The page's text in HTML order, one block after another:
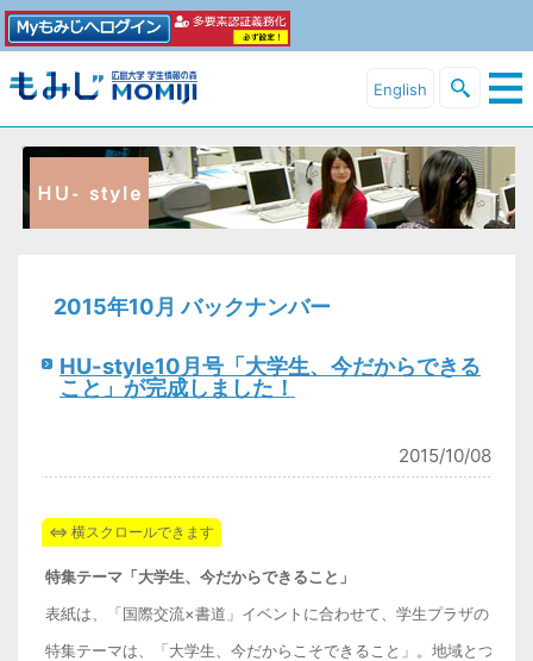
English
2015年10月 バックナンバー
HU-style10月号「大学生、今だからできる
こと」が完成しました！
2015/10/08
特集テーマ「大学生、今だからできること」
表紙は、「国際交流×書道」イベントに合わせて、学生プラザのら
特集テーマは、「大学生、今だからこそできること」。地域とつな